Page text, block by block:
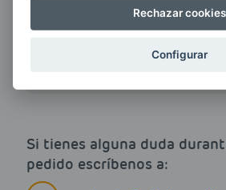
Quiero recibir las últimas
Más información
Si tienes alguna duda
pedido escríbenos a:
Rechazar cookies
Configurar